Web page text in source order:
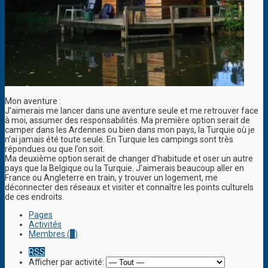
Mon aventure :
J’aimerais me lancer dans une aventure seule et me retrouver face
à moi, assumer des responsabilités. Ma première option serait de
camper dans les Ardennes ou bien dans mon pays, la Turquie où je
n’ai jamais été toute seule. En Turquie les campings sont très
répondues ou que l’on soit.
Ma deuxième option serait de changer d’habitude et oser un autre
pays que la Belgique ou la Turquie. J’aimerais beaucoup aller en
France ou Angleterre en train, y trouver un logement, me
déconnecter des réseaux et visiter et connaître les points culturels
de ces endroits.
Pages
Activités
Membres ( )
RSS
Afficher par activité: